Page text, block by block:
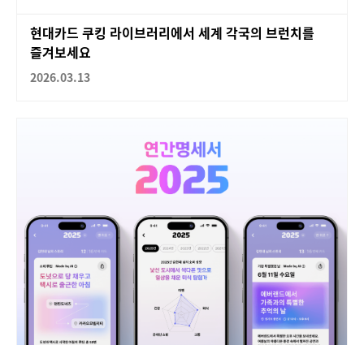
현대카드 쿠킹 라이브러리에서 세계 각국의 브런치를
즐겨보세요
2026.03.13